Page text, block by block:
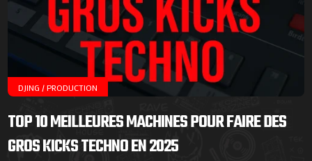
DJING / PRODUCTION
TOP 10 MEILLEURES MACHINES POUR FAIRE DES
GROS KICKS TECHNO EN 2025